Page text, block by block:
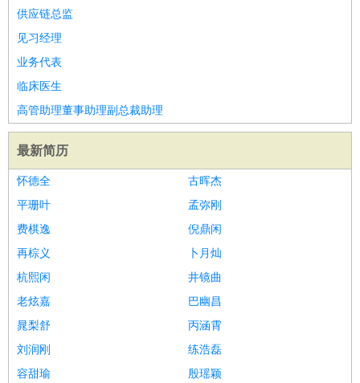
供应链总监
见习经理
业务代表
临床医生
高管助理董事助理副总裁助理
最新简历
怀德全
古晖杰
平珊叶
孟弥刚
费棋逸
倪鼎闲
再棕义
卜月灿
杭熙闲
井镜曲
老炫嘉
巴幽昌
晁梨舒
丙涵霄
刘润刚
练浩磊
容甜瑜
殷瑶颖